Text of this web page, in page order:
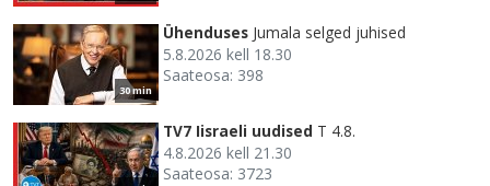
30 min
Ühenduses Jumala selged juhised
5.8.2026 kell 18.30
Saateosa: 398
TV7 Iisraeli uudised T 4.8.
4.8.2026 kell 21.30
Saateosa: 3723